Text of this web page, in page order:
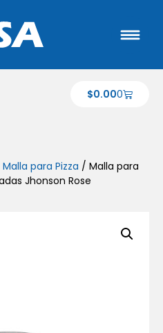
$0.000
Malla para Pizza / Malla para
Jhonson Rose